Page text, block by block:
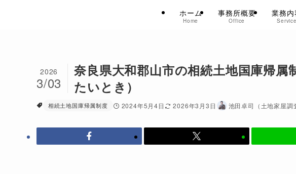
ホーム
Home
事務所概要
Office
業務
Service
奈良県大和郡山市の相続土地国庫帰属
たいとき）
2026
3/03
相続土地国庫帰属制度 2024年5月4日 2026年3月3日 池田卓司（土地家屋調